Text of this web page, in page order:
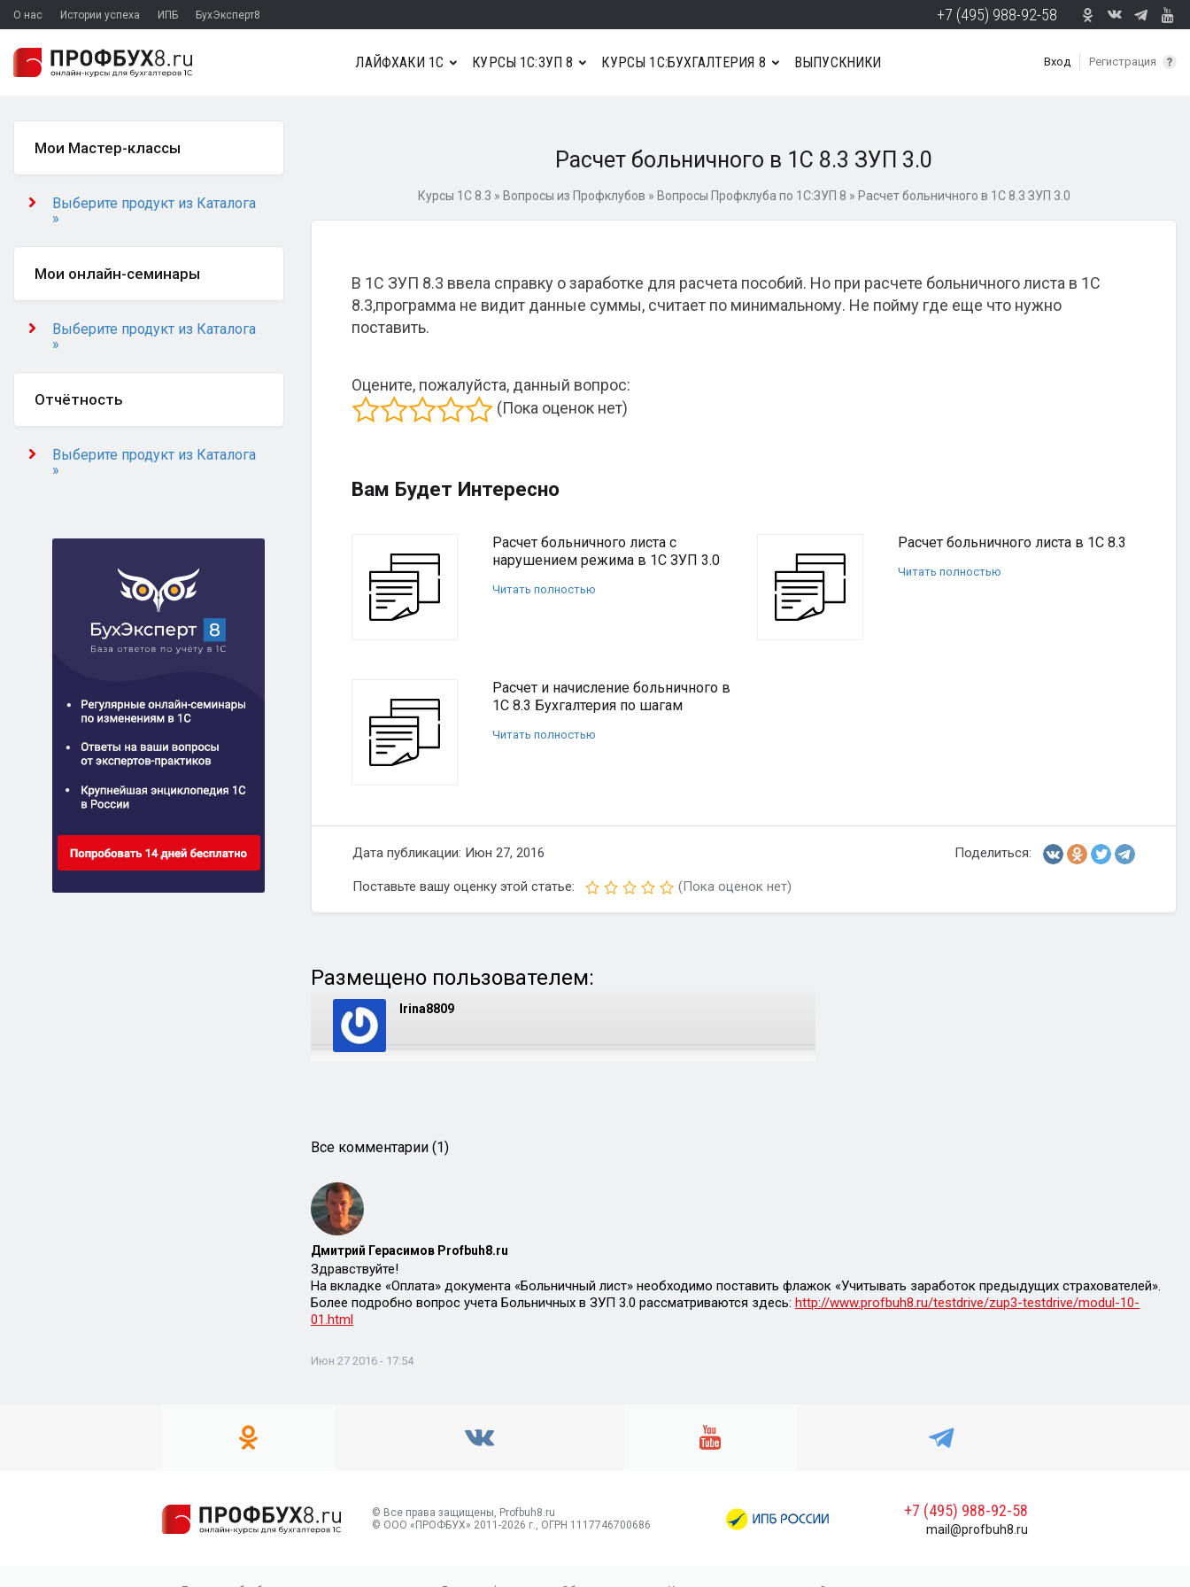
О нас Истории успеха ИПБ БухЭксперт8 +7 (495) 988-92-58
Вход Регистрация
ЛАЙФХАКИ 1С КУРСЫ 1С:ЗУП 8 КУРСЫ 1С:БУХГАЛТЕРИЯ 8 ВЫПУСКНИКИ
Расчет больничного в 1С 8.3 ЗУП 3.0
Курсы 1С 8.3 » Вопросы из Профклубов » Вопросы Профклуба по 1С:ЗУП 8 » Расчет больничного в 1С 8.3 ЗУП 3.0
В 1С ЗУП 8.3 ввела справку о заработке для расчета пособий. Но при расчете больничного листа в 1С
8.3,программа не видит данные суммы, считает по минимальному. Не пойму где еще что нужно
поставить.
Оцените, пожалуйста, данный вопрос:
(Пока оценок нет)
Вам Будет Интересно
Расчет больничного листа с
нарушением режима в 1С ЗУП 3.0
Читать полностью
Расчет больничного листа в 1С 8.3
Читать полностью
Расчет и начисление больничного в
1С 8.3 Бухгалтерия по шагам
Читать полностью
Дата публикации: Июн 27, 2016 Поделиться:
Поставьте вашу оценку этой статье: (Пока оценок нет)
Размещено пользователем:
Irina8809
Все комментарии (1)
Дмитрий Герасимов Profbuh8.ru
Здравствуйте!
На вкладке «Оплата» документа «Больничный лист» необходимо поставить флажок «Учитывать заработок предыдущих страхователей».
Более подробно вопрос учета Больничных в ЗУП 3.0 рассматриваются здесь: http://www.profbuh8.ru/testdrive/zup3-testdrive/modul-10-
01.html
Июн 27 2016 - 17:54
Мои Мастер-классы
Выберите продукт из Каталога
»
Мои онлайн-семинары
Выберите продукт из Каталога
»
Отчётность
Выберите продукт из Каталога
»
© Все права защищены, Profbuh8.ru
© ООО «ПРОФБУХ» 2011-2026 г., ОГРН 1117746700686
+7 (495) 988-92-58
mail@profbuh8.ru